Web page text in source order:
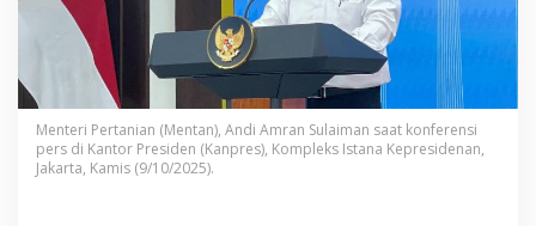
n
w
a
s
e
Menteri Pertanian (Mentan), Andi Amran Sulaiman saat konferensi
pers di Kantor Presiden (Kanpres), Kompleks Istana Kepresidenan,
Jakarta, Kamis (9/10/2025).